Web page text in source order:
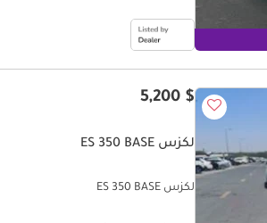
$ 5,200
لكزس ES 350 BASE
لكزس ES 350 BASE